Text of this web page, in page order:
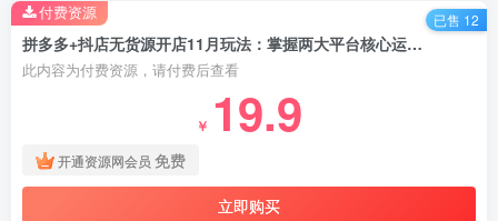
拼多多+抖店无货源开店11月玩法：掌握两大平台核心运营技巧，低成本高回报
此内容为付费资源，请付费后查看
￥ 19.9
开通资源网会员 免费
立即购买
付费资源 已售 12